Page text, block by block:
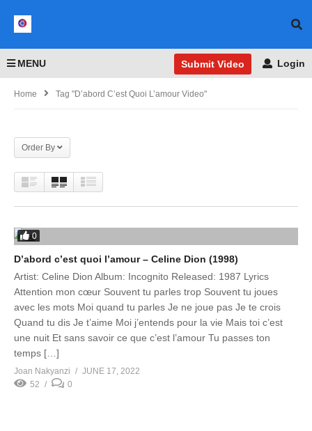
MENU Submit Video Login
Home Tag "D’abord C’est Quoi L’amour Video"
Order By
0
D’abord c’est quoi l’amour – Celine Dion (1998)
Artist: Celine Dion Album: Incognito Released: 1987 Lyrics
Attention mon cœur Souvent tu parles trop Souvent tu joues
avec les mots Moi quand tu parles Je ne joue pas Je te crois
Quand tu dis Je t’aime Moi j’entends pour la vie Mais toi c’est
une nuit Et sans savoir ce que c’est l’amour Tu passes ton
temps […]
Joan Nakyanzi
JUNE 17, 2022
52
0